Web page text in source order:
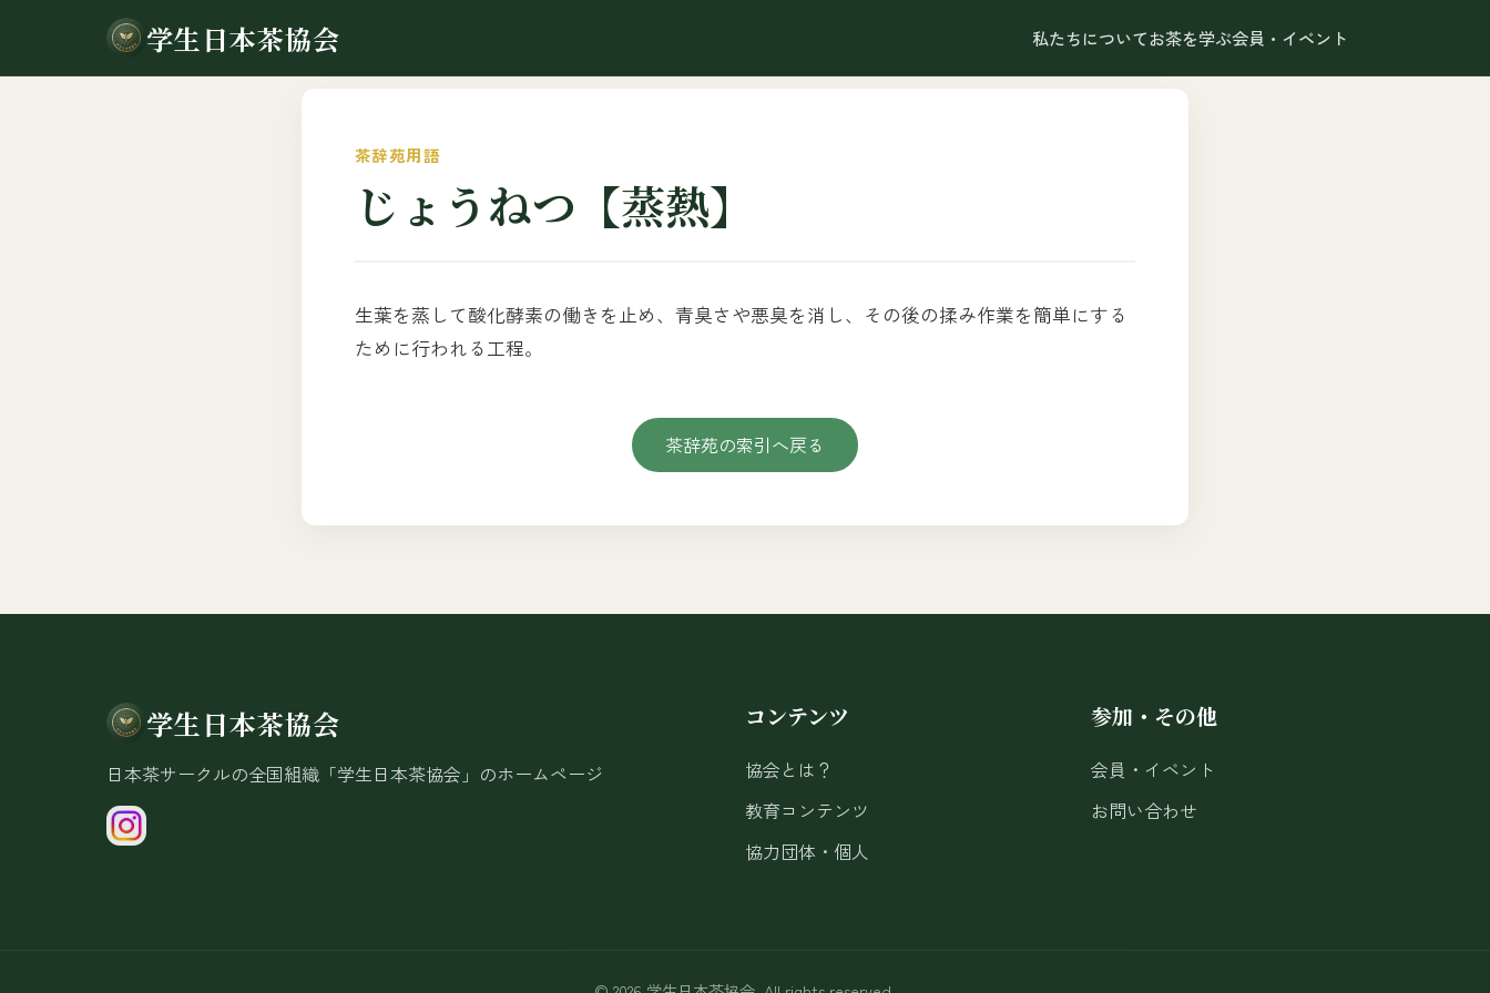
学生日本茶協会 私たちについてお茶を学ぶ会員・イベント
茶辞苑用語
じょうねつ【蒸熱】
生葉を蒸して酸化酵素の働きを止め、青臭さや悪臭を消し、その後の揉み作業を簡単にする
ために行われる工程。
茶辞苑の索引へ戻る
学生日本茶協会
日本茶サークルの全国組織「学生日本茶協会」のホームページ
コンテンツ
協会とは？
教育コンテンツ
協力団体・個人
参加・その他
会員・イベント
お問い合わせ